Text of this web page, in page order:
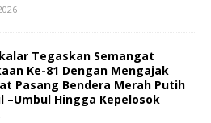
Tegaskan Semangat
Ke-81 Dengan Mengajak
Pasang Bendera Merah Putih
–Umbul Hingga Kepelosok